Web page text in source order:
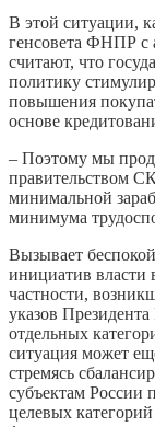
В этой ситуации,
генсовета ФНПР с
считают, что
политику
повышения
основе
– Поэтому мы
правительством
минимальной
минимума
Вызывает
инициатив власти
частности,
указов
отдельных
ситуация может
стремясь
субъектам России
целевых